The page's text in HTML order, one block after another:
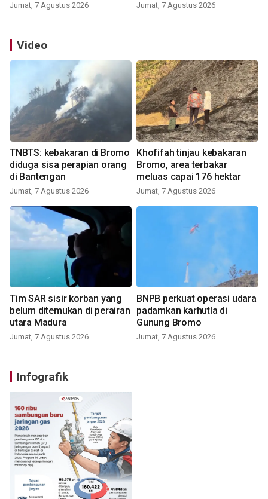
Jumat, 7 Agustus 2026 Jumat, 7 Agustus 2026
Video
TNBTS: kebakaran di Bromo
diduga sisa perapian orang
di Bantengan
Jumat, 7 Agustus 2026
Khofifah tinjau kebakaran
Bromo, area terbakar
meluas capai 176 hektar
Jumat, 7 Agustus 2026
Tim SAR sisir korban yang
belum ditemukan di perairan
utara Madura
Jumat, 7 Agustus 2026
BNPB perkuat operasi udara
padamkan karhutla di
Gunung Bromo
Jumat, 7 Agustus 2026
Infografik